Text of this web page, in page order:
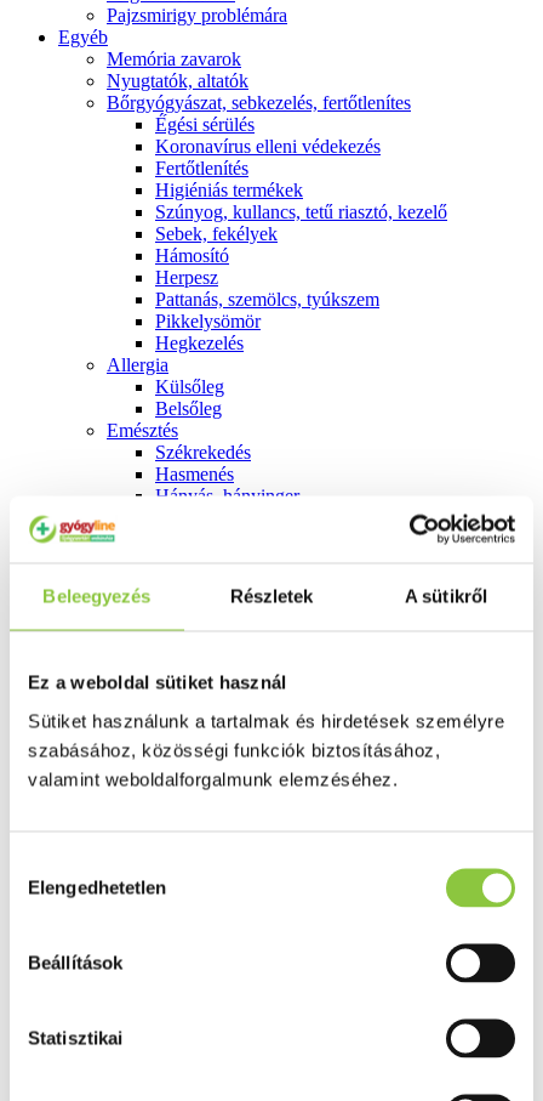
Beleegyezés Részletek A sütikről
Ez a weboldal sütiket használ
Sütiket használunk a tartalmak és hirdetések személyre
szabásához, közösségi funkciók biztosításához,
valamint weboldalforgalmunk elemzéséhez.
kiválasztása
Elengedhetetlen
Beállítások
Statisztikai
Pajzsmirigy problémára
Egyéb
Memória zavarok
Nyugtatók, altatók
Bőrgyógyászat, sebkezelés, fertőtlenítes
É́gési sérülés
Koronavírus elleni védekezés
Fertőtlenítés
Higiéniás termékek
Szúnyog, kullancs, tetű riasztó, kezelő
Sebek, fekélyek
Hámosító
Herpesz
Pattanás, szemölcs, tyúkszem
Pikkelysömör
Hegkezelés
Allergia
Külsőleg
Belsőleg
Emésztés
Székrekedés
Hasmenés
Hányás, hányinger
Máj és epe betegség
Emésztést elősegítő
Érzékszervek
Orr
Fül
Húgyutak
Betétek, tamponok
Klimax
Férfi problémák
Szív és érrrendszer